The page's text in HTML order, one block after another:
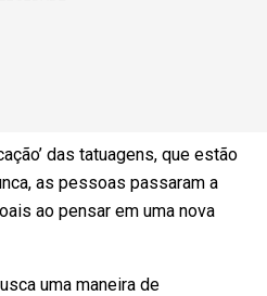
das tatuagens, que estão
as pessoas passaram a
ao pensar em uma nova
uma maneira de